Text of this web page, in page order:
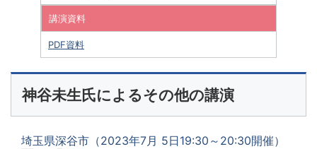
講演資料
PDF資料
神谷未生氏によるその他の講演
埼玉県深谷市（2023年7月 5日19:30～20:30開催）